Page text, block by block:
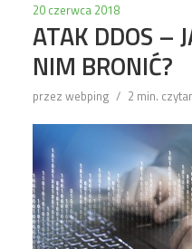
20 czerwca 2018
ATAK DDOS –
NIM BRONIĆ?
przez webping 2 min.